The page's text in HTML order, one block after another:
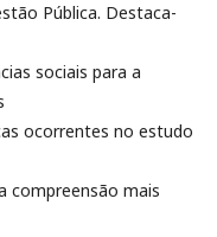
Pública. Destaca-
sociais para a
ocorrentes no estudo
compreensão mais